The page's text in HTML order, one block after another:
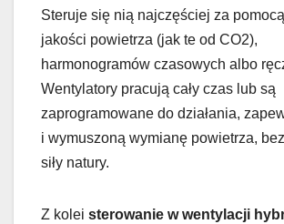
Steruje się nią najczęściej za
jakości powietrza (jak te od CO2),
harmonogramów czasowych albo
Wentylatory pracują cały czas lub są
zaprogramowane do działania,
i wymuszoną wymianę powietrza,
siły natury.
Z kolei sterowanie w wentylacji